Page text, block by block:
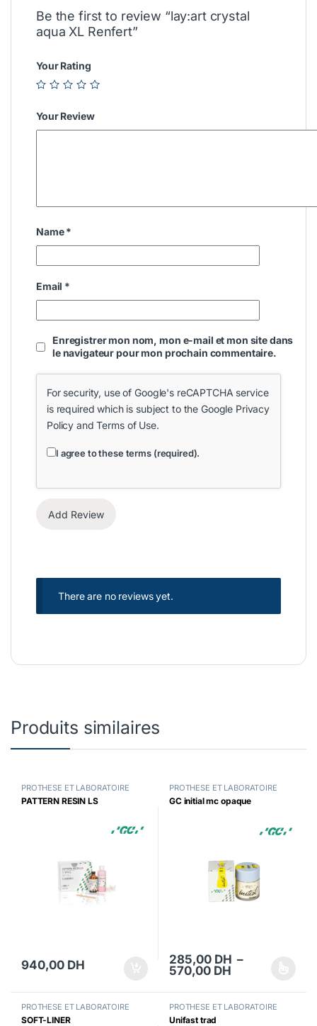
Be the first to review “lay:art crystal
aqua XL Renfert”
Your Rating
Your Review
Name*
Email *
Enregistrer mon nom, mon e-mail et mon site dans
le navigateur pour mon prochain commentaire.
For security, use of Google's reCAPTCHA service
is required which is subject to the Google Privacy
Policy andTerms of Use.
I agree to these terms (required).
There are no reviews yet.
Produits similaires
PROTHESE ET LABORATOIRE
PATTERN RESIN LS
940,00 DH
PROTHESE ET LABORATOIRE
GC initial mc opaque
285,00 DH –
570,00 DHPlage de prix :
Ce produit a plusieurs
PROTHESE ET LABORATOIRE
SOFT-LINER
PROTHESE ET LABORATOIRE
Unifast trad